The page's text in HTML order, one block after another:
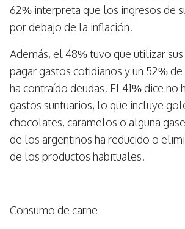
62% interpreta que los ingresos de
por debajo de la inflación.
Además, el 48% tuvo que utilizar
pagar gastos cotidianos y un 52%
ha contraído deudas. El 41% dice no
gastos suntuarios, lo que incluye
chocolates, caramelos o alguna
de los argentinos ha reducido o
de los productos habituales.
Consumo de carne